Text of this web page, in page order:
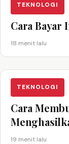
TEKNOLOGI
Cara Bayar
18 menit lalu
TEKNOLOGI
Cara
19 menit lalu